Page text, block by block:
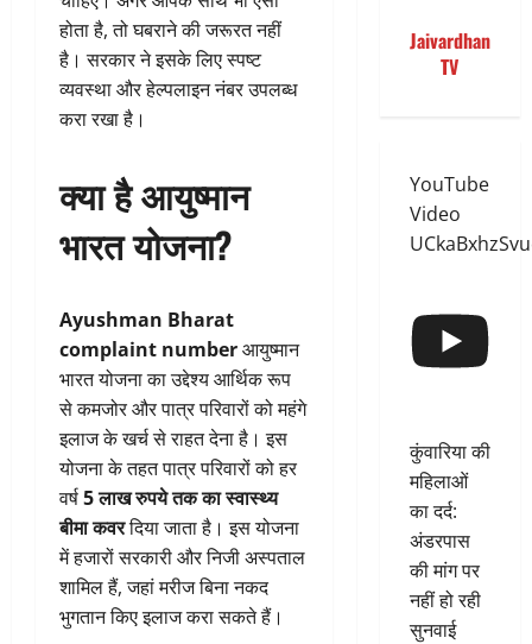
होता है, तो घबराने की जरूरत नहीं
है। सरकार ने इसके लिए स्पष्ट
व्यवस्था और हेल्पलाइन नंबर उपलब्ध
करा रखा है।
क्या है आयुष्मान
भारत योजना?
Ayushman Bharat
complaint numberआयुष्मान
भारत योजना का उद्देश्य आर्थिक रूप
से कमजोर और पात्र परिवारों को महंगे
इलाज के खर्च से राहत देना है। इस
योजना के तहत पात्र परिवारों को हर
वर्ष5 लाख रुपये तक का स्वास्थ्य
बीमा कवरदिया जाता है। इस योजना
में हजारों सरकारी और निजी अस्पताल
शामिल हैं, जहां मरीज बिना नकद
भुगतान किए इलाज करा सकते हैं।
Jaivardhan
TV
YouTube
Video
कुंवारिया की
महिलाओं
का दर्द:
अंडरपास
की मांग पर
नहीं हो रही
सुनवाई